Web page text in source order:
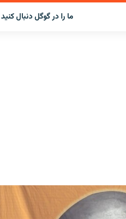
ما را در گوگل دنبال کنید